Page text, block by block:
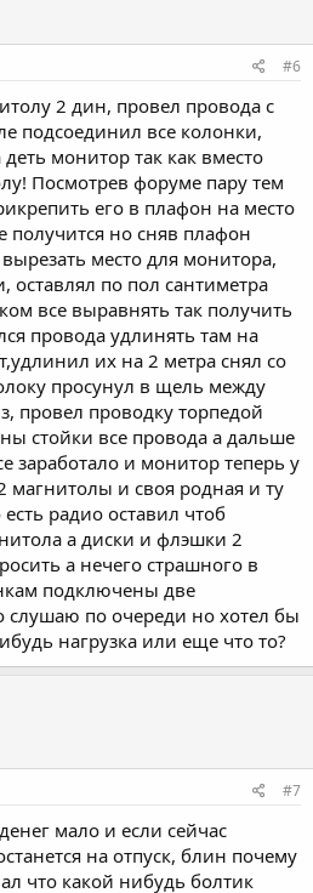
#6
2 дин, провел провода с
подсоединил все колонки,
монитор так как вместо
Посмотрев форуме пару тем
его в плафон на место
получится но сняв плафон
место для монитора,
оставлял по пол сантиметра
все выравнять так получить
провода удлинять там на
их на 2 метра снял со
просунул в щель между
провел проводку торпедой
стойки все провода а дальше
заработало и монитор теперь у
магнитолы и своя родная и ту
радио оставил чтоб
а диски и флэшки 2
а нечего страшного в
подключены две
слушаю по очереди но хотел бы
нагрузка или еще что то?
#7
мало и если сейчас
на отпуск, блин почему
что какой нибудь болтик